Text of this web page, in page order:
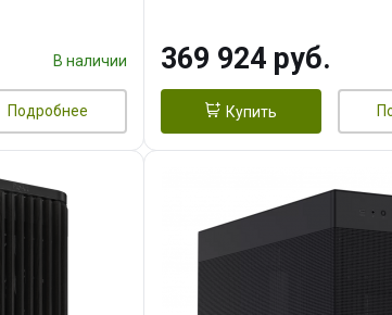
В наличии
Подробнее
369 924 руб.
Купить